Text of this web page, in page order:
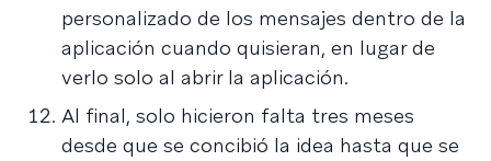
personalizado de los mensajes dentro de la
aplicación cuando quisieran, en lugar de
verlo solo al abrir la aplicación.
Al final, solo hicieron falta tres meses
desde que se concibió la idea hasta que se